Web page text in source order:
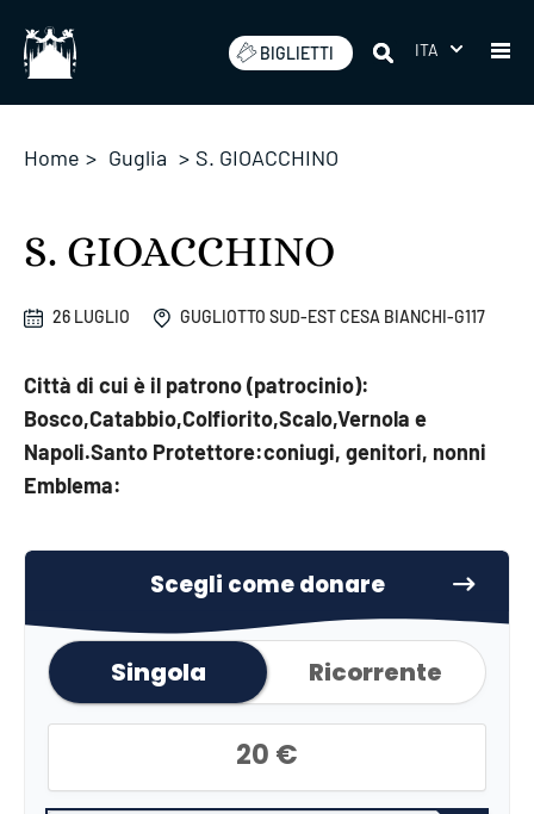
BIGLIETTI ITA
Home > Guglia > S. GIOACCHINO
S. GIOACCHINO
26 LUGLIO GUGLIOTTO SUD-EST CESA BIANCHI-G117
Città di cui è il patrono (patrocinio):
Bosco,Catabbio,Colfiorito,Scalo,Vernola e
Napoli.Santo Protettore:coniugi, genitori, nonni
Emblema: